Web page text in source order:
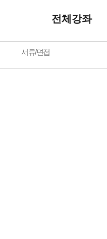
전체강좌
서류/면접